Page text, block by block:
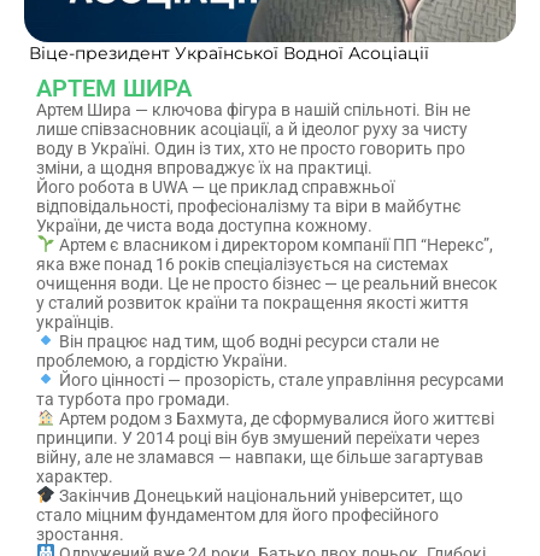
Віце-президент Української Водної Асоціації
АРТЕМ ШИРА
Артем Шира — ключова фігура в нашій спільноті. Він не
лише співзасновник асоціації, а й ідеолог руху за чисту
воду в Україні. Один із тих, хто не просто говорить про
зміни, а щодня впроваджує їх на практиці.
Його робота в UWA — це приклад справжньої
відповідальності, професіоналізму та віри в майбутнє
України, де чиста вода доступна кожному.
Артем є власником і директором компанії ПП “Нерекс”,
яка вже понад 16 років спеціалізується на системах
очищення води. Це не просто бізнес — це реальний внесок
у сталий розвиток країни та покращення якості життя
українців.
Він працює над тим, щоб водні ресурси стали не
проблемою, а гордістю України.
Його цінності — прозорість, стале управління ресурсами
та турбота про громади.
Артем родом з Бахмута, де сформувалися його життєві
принципи. У 2014 році він був змушений переїхати через
війну, але не зламався — навпаки, ще більше загартував
характер.
Закінчив Донецький національний університет, що
стало міцним фундаментом для його професійного
зростання.